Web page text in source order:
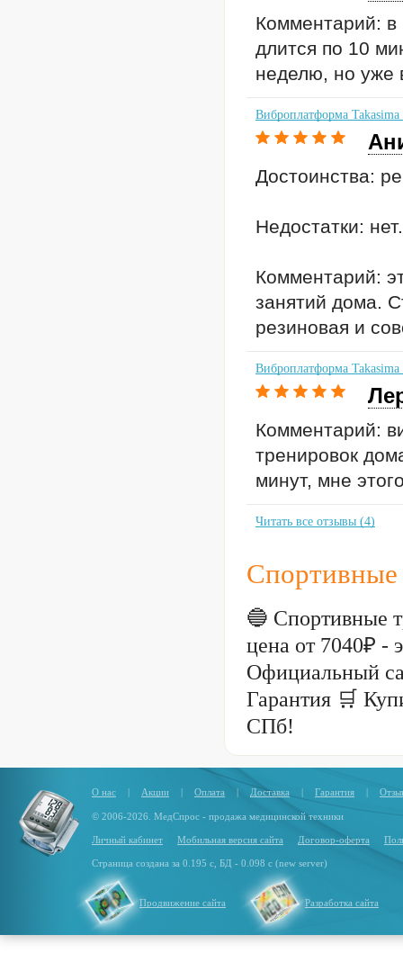
Комментарий: в
длится по 10
неделю, но уже
Виброплатформа
Достоинства:
Недостатки: нет.
Комментарий:
занятий дома.
резиновая и
Виброплатформа
Комментарий:
тренировок
минут, мне
Читать все отзывы (4)
Спортивные
🔵 Спортивные
цена от 7040₽ -
Официальный
Гарантия 🛒
СПб!
О нас | Акции | Оплата | Доставка | Гарантия |
© 2006-2026. МедСпрос - продажа медицинской техники
Личный кабинет Мобильная версия сайта Договор-оферта
Страница создана за 0.195 с, БД - 0.098 с (new server)
Продвижение сайта Разработка сайта